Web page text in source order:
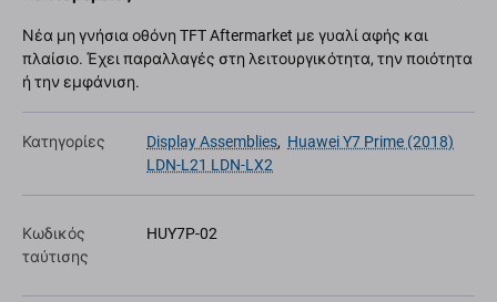
Νέα μη γνήσια οθόνη TFT Aftermarket με γυαλί αφής και
πλαίσιο. Έχει παραλλαγές στη λειτουργικότητα, την ποιότητα
ή την εμφάνιση.
Κατηγορίες Display Assemblies, Huawei Y7 Prime (2018)
LDN-L21 LDN-LX2
Κωδικός
ταύτισης
HUY7P-02